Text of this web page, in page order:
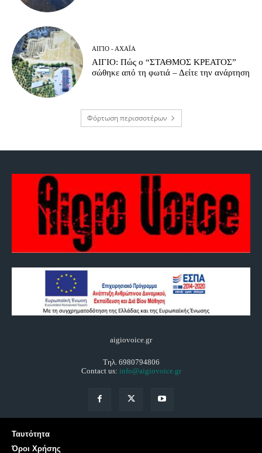
ΑΊΓΙΟ - ΑΧΑΪ́Α
ΑΙΓΙΟ: Πώς ο “ΣΤΑΘΜΟΣ ΚΡΕΑΤΟΣ”
σώθηκε από τη φωτιά – Δείτε την ανάρτηση
Φόρτωση περισσοτέρων
aigiovoice.gr
Τηλ. 6980794806
Contact us: info@aigiovoice.gr
Ταυτότητα
Όροι Χρήσης